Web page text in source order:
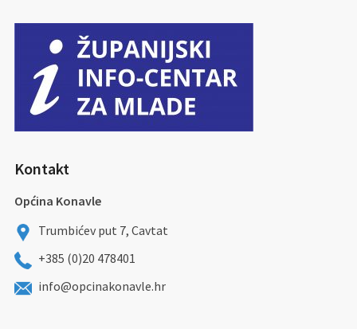
Kontakt
Općina Konavle
Trumbićev put 7, Cavtat
+385 (0)20 478401
info@opcinakonavle.hr